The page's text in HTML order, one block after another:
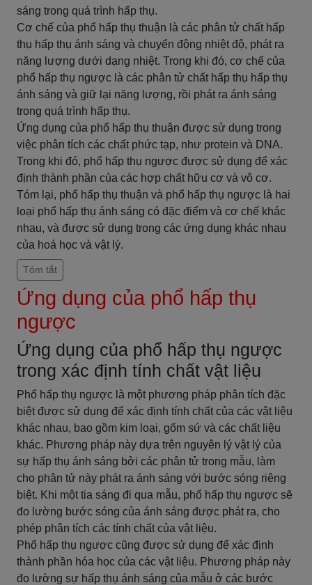
sáng trong quá trình hấp thụ.
Cơ chế của phổ hấp thụ thuận là các phân tử chất hấp
thụ hấp thụ ánh sáng và chuyển động nhiệt độ, phát ra
năng lượng dưới dạng nhiệt. Trong khi đó, cơ chế của
phổ hấp thụ ngược là các phân tử chất hấp thụ hấp thụ
ánh sáng và giữ lại năng lượng, rồi phát ra ánh sáng
trong quá trình hấp thụ.
Ứng dụng của phổ hấp thụ thuận được sử dụng trong
việc phân tích các chất phức tạp, như protein và DNA.
Trong khi đó, phổ hấp thụ ngược được sử dụng để xác
định thành phần của các hợp chất hữu cơ và vô cơ.
Tóm lại, phổ hấp thụ thuận và phổ hấp thụ ngược là hai
loại phổ hấp thụ ánh sáng có đặc điểm và cơ chế khác
nhau, và được sử dụng trong các ứng dụng khác nhau
của hoá học và vật lý.
Tóm tắt
Ứng dụng của phổ hấp thụ
ngược
Ứng dụng của phổ hấp thụ ngược
trong xác định tính chất vật liệu
Phổ hấp thụ ngược là một phương pháp phân tích đặc
biệt được sử dụng để xác định tính chất của các vật liệu
khác nhau, bao gồm kim loại, gốm sứ và các chất liệu
khác. Phương pháp này dựa trên nguyên lý vật lý của
sự hấp thụ ánh sáng bởi các phân tử trong mẫu, làm
cho phân tử này phát ra ánh sáng với bước sóng riêng
biệt. Khi một tia sáng đi qua mẫu, phổ hấp thụ ngược sẽ
đo lường bước sóng của ánh sáng được phát ra, cho
phép phân tích các tính chất của vật liệu.
Phổ hấp thụ ngược cũng được sử dụng để xác định
thành phần hóa học của các vật liệu. Phương pháp này
đo lường sự hấp thụ ánh sáng của mẫu ở các bước